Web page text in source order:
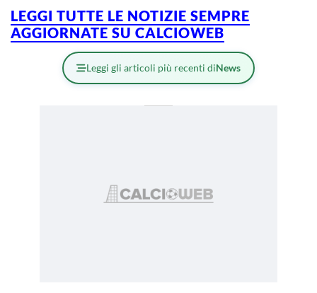
LEGGI TUTTE LE NOTIZIE SEMPRE
AGGIORNATE SU CALCIOWEB
Leggi gli articoli più recenti diNews